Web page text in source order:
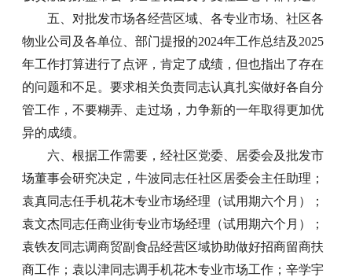
五、对批发市场各经营区域、各专业市场、社区各
物业公司及各单位、部门提报的2024年工作总结及2025
年工作打算进行了点评，肯定了成绩，但也指出了存在
的问题和不足。要求相关负责同志认真扎实做好各自分
管工作，不要糊弄、走过场，力争新的一年取得更加优
异的成绩。
六、根据工作需要，经社区党委、居委会及批发市
场董事会研究决定，牛波同志任社区居委会主任助理；
袁真同志任手机花木专业市场经理（试用期六个月）；
袁文杰同志任商业街专业市场经理（试用期六个月）；
袁铁友同志调商贸副食品经营区域协助做好招商留商扶
商工作；袁以津同志调手机花木专业市场工作；辛学宇